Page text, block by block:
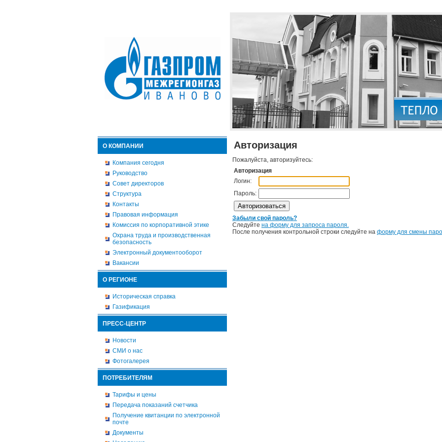
О КОМПАНИИ
Компания сегодня
Руководство
Совет директоров
Структура
Контакты
Правовая информация
Комиссия по корпоративной этике
Охрана труда и производственная
безопасность
Электронный документооборот
Вакансии
О РЕГИОНЕ
Историческая справка
Газификация
ПРЕСС-ЦЕНТР
Новости
СМИ о нас
Фотогалерея
ПОТРЕБИТЕЛЯМ
Тарифы и цены
Передача показаний счетчика
Получение квитанции по электронной
почте
Документы
Авторизация
Пожалуйста, авторизуйтесь:
Авторизация
Логин:
Пароль:
Забыли свой пароль?
Следуйте на форму для запроса пароля.
После получения контрольной строки следуйте на форму для смены